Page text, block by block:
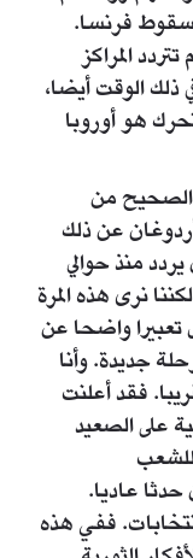
سقوط فرنسا.
المراكز
ذلك الوقت أيضا،
هو أوروبا
الصحيح من
عن ذلك
منذ حوالي
نرى هذه المرة
تعبيرا واضحا عن
جديدة. وأنا
فقد أعلنت
على الصعيد
حدثا عاديا.
ففي هذه